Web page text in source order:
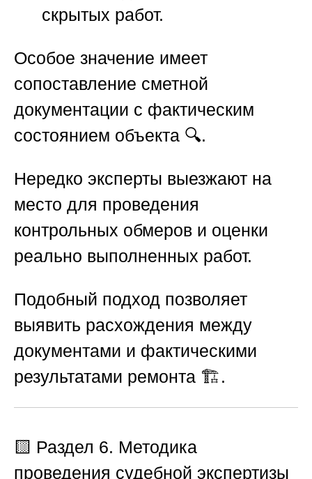
скрытых работ.
Особое значение имеет
сопоставление сметной
документации с фактическим
состоянием объекта 🔍.
Нередко эксперты выезжают на
место для проведения
контрольных обмеров и оценки
реально выполненных работ.
Подобный подход позволяет
выявить расхождения между
документами и фактическими
результатами ремонта 🏗️.
🟨 Раздел 6. Методика
проведения судебной экспертизы